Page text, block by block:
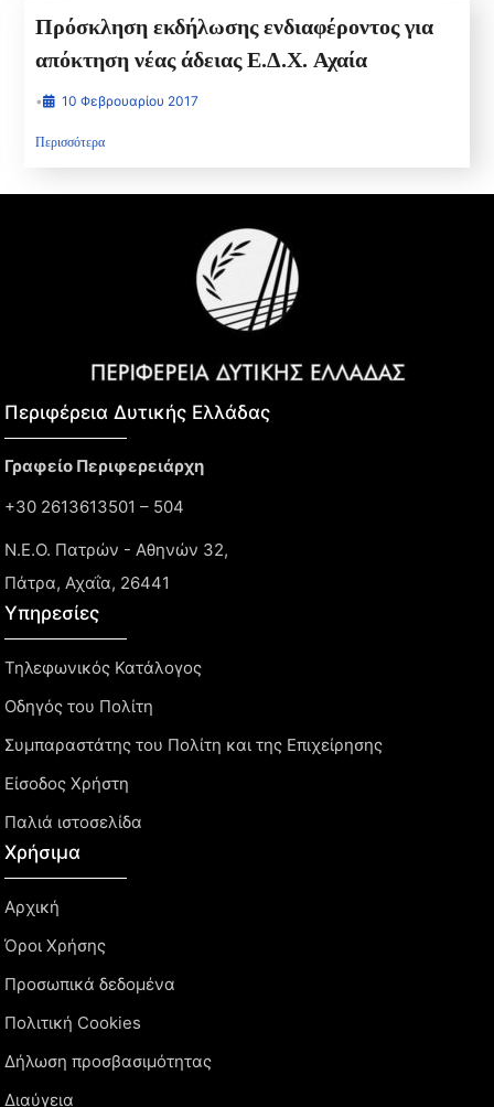
Πρόσκληση εκδήλωσης ενδιαφέροντος για
απόκτηση νέας άδειας Ε.Δ.Χ. Αχαία
• 10 Φεβρουαρίου 2017
Περισσότερα
Περιφέρεια Δυτικής Ελλάδας​
Γραφείο Περιφερειάρχη
+30 2613613501 – 504
Ν.Ε.Ο. Πατρών - Αθηνών 32,
Πάτρα, Αχαΐα, 26441
Υπηρεσίες
Τηλεφωνικός Κατάλογος
Οδηγός του Πολίτη
Συμπαραστάτης του Πολίτη και της Επιχείρησης
Είσοδος Χρήστη
Παλιά ιστοσελίδα
Χρήσιμα
Αρχική
Όροι Χρήσης
Προσωπικά δεδομένα
Πολιτική Cookies
Δήλωση προσβασιμότητας
Διαύγεια